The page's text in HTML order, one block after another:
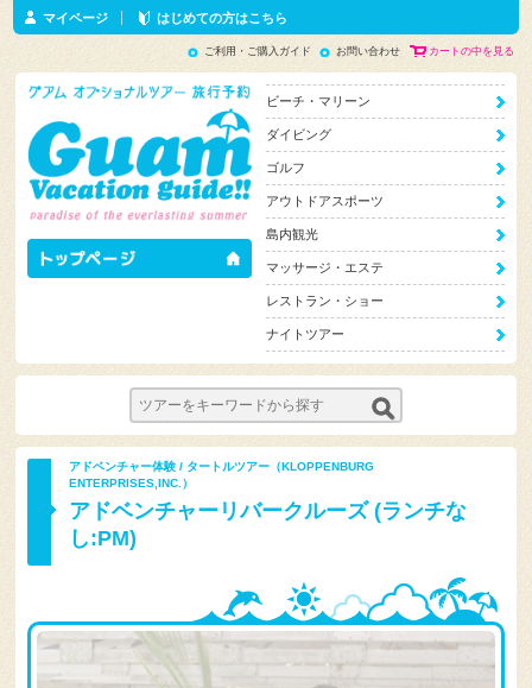
マイページ はじめての方はこちら
ご利用・ご購入ガイド お問い合わせ カートの中を見る
ビーチ・マリーン
ダイビング
ゴルフ
アウトドアスポーツ
島内観光
マッサージ・エステ
レストラン・ショー
ナイトツアー
アドベンチャー体験 / タートルツアー（KLOPPENBURG
ENTERPRISES,INC.）
アドベンチャーリバークルーズ (ランチな
し:PM)